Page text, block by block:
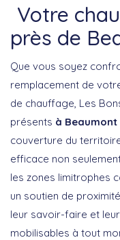
Votre
près de
Que vous soyez
remplacement de
de chauffage, Les
présents à
couverture du
efficace non
les zones limitrophes
un soutien de
leur savoir-faire et
mobilisables à tout